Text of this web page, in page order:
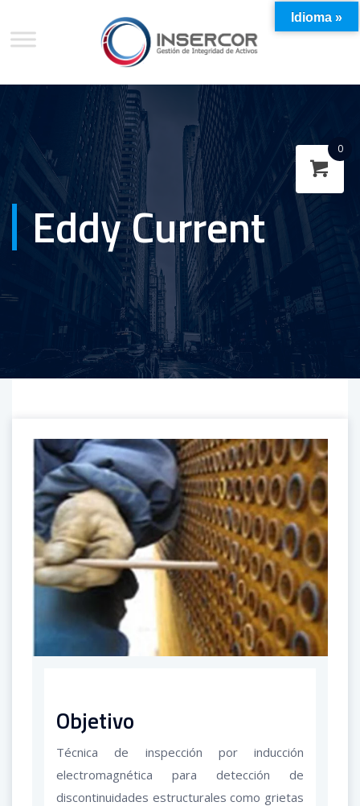
Eddy Current
Objetivo
Técnica de inspección por inducción
electromagnética para detección de
discontinuidades estructurales como grietas
Idioma »
0